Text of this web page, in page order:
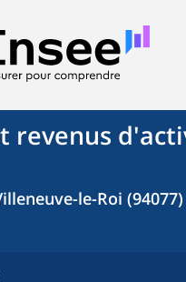
revenus
le-Roi (94077)